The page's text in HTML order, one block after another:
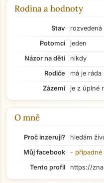
Rodina a hodnoty
Stav
rozvedená
Potomci
jeden
Názor na děti
nikdy
Rodiče
má je ráda
Zázemí
je z úplné
O mně
Proč inzeruji?
hledám
Můj facebook
- případné
Tento profil
https://